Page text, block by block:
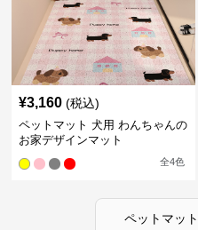
¥3,160 (税込)
ペットマット 犬用 わんちゃんの
お家デザインマット
全4色
ペットマット